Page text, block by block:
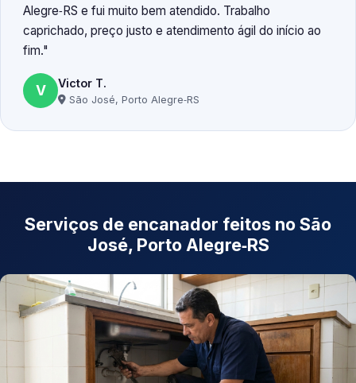
Alegre‑RS e fui muito bem atendido. Trabalho
caprichado, preço justo e atendimento ágil do início ao
fim.
V Victor T.
São José, Porto Alegre‑RS
Serviços de encanador feitos no São
José, Porto Alegre‑RS